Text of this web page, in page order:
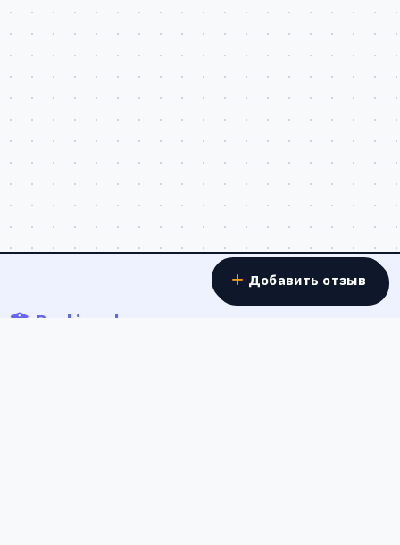
Banki.work
Добавить отзыв